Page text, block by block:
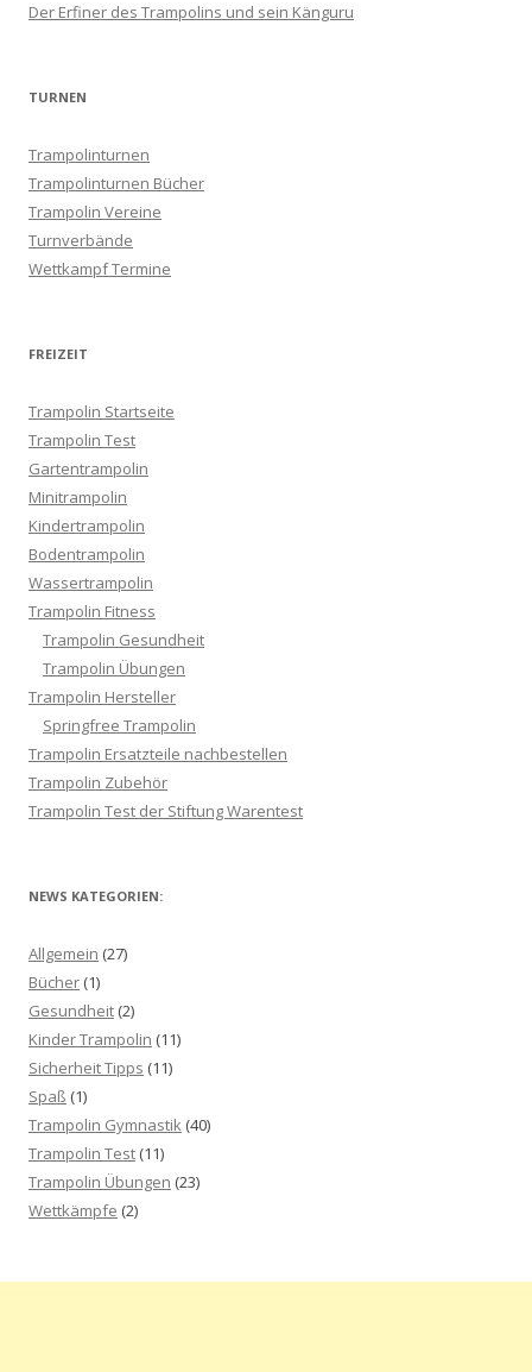
Der Erfiner des Trampolins und sein Känguru
TURNEN
Trampolinturnen
Trampolinturnen Bücher
Trampolin Vereine
Turnverbände
Wettkampf Termine
FREIZEIT
Trampolin Startseite
Trampolin Test
Gartentrampolin
Minitrampolin
Kindertrampolin
Bodentrampolin
Wassertrampolin
Trampolin Fitness
Trampolin Gesundheit
Trampolin Übungen
Trampolin Hersteller
Springfree Trampolin
Trampolin Ersatzteile nachbestellen
Trampolin Zubehör
Trampolin Test der Stiftung Warentest
NEWS KATEGORIEN:
Allgemein (27)
Bücher (1)
Gesundheit (2)
Kinder Trampolin (11)
Sicherheit Tipps (11)
Spaß (1)
Trampolin Gymnastik (40)
Trampolin Test (11)
Trampolin Übungen (23)
Wettkämpfe (2)